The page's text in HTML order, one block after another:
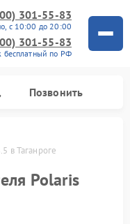
301-55-83
с 10:00 до 20:00
301-55-83
бесплатный по РФ
Позвонить
в Таганроге
Polaris